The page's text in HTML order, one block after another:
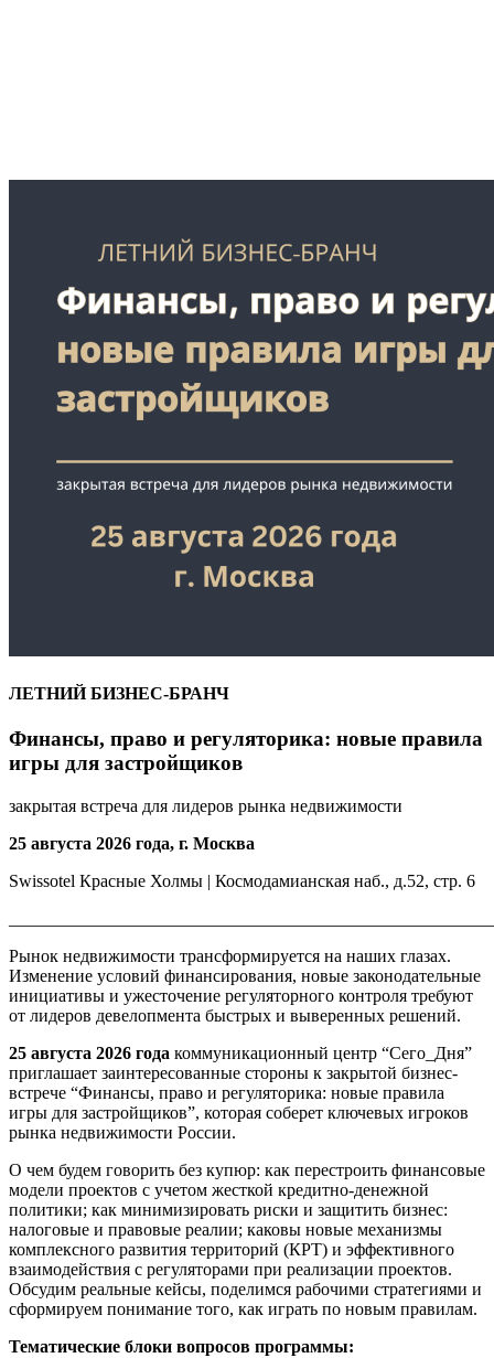
ЛЕТНИЙ БИЗНЕС-БРАНЧ
Финансы, право и регуляторика: новые правила
игры для застройщиков
закрытая встреча для лидеров рынка недвижимости
25 августа 2026 года, г. Москва
Swissotel Красные Холмы | Космодамианская наб., д.52, стр. 6
Рынок недвижимости трансформируется на наших глазах.
Изменение условий финансирования, новые законодательные
инициативы и ужесточение регуляторного контроля требуют
от лидеров девелопмента быстрых и выверенных решений.
25 августа 2026 года коммуникационный центр “Сего_Дня”
приглашает заинтересованные стороны к закрытой бизнес-
встрече “Финансы, право и регуляторика: новые правила
игры для застройщиков”, которая соберет ключевых игроков
рынка недвижимости России.
О чем будем говорить без купюр: как перестроить финансовые
модели проектов с учетом жесткой кредитно-денежной
политики; как минимизировать риски и защитить бизнес:
налоговые и правовые реалии; каковы новые механизмы
комплексного развития территорий (КРТ) и эффективного
взаимодействия с регуляторами при реализации проектов.
Обсудим реальные кейсы, поделимся рабочими стратегиями и
сформируем понимание того, как играть по новым правилам.
Тематические блоки вопросов программы: